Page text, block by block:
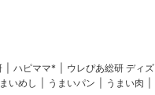
ハピママ* ウレぴあ総研 ディ
いめし
うまいパン うまい肉